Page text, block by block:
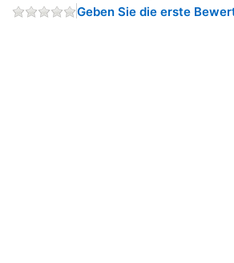
Geben Sie die erste